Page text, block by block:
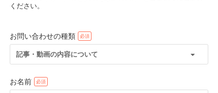
ください。
お問い合わせの種類
記事・動画の内容について
お名前